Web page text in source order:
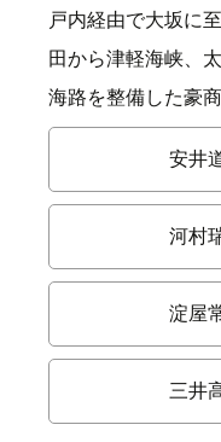
戸内経由で大坂に
田から津軽海峡、
海路を整備した豪
安井
河村
淀屋
三井